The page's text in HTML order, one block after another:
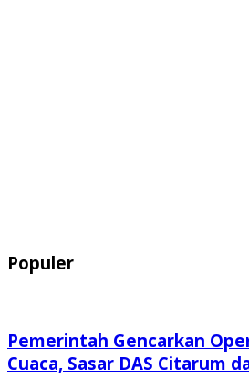
Populer
Pemerintah Gencarkan
Cuaca, Sasar DAS Citarum